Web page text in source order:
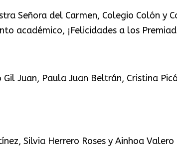
Señora del Carmen, Colegio Colón y
académico, ¡Felicidades a los
Gil Juan, Paula Juan Beltrán, Cristina
Silvia Herrero Roses y Ainhoa